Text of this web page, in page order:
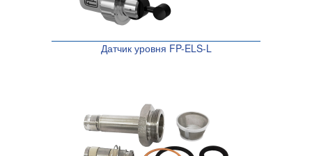
Датчик уровня FP-ELS-L